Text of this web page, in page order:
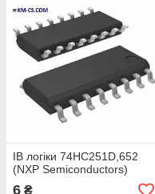
ІВ логіки 74HC251D,652
(NXP Semiconductors)
6 ₴